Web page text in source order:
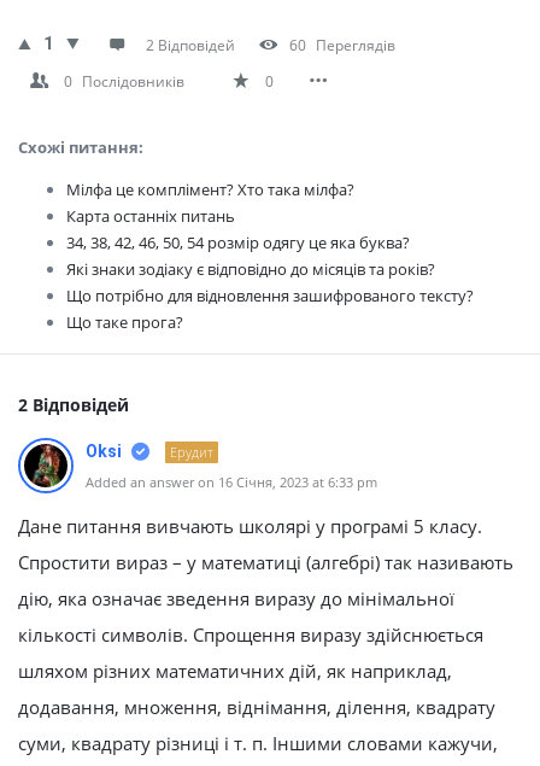
1 2 Відповідей 60 Переглядів
0 Послідовників 0
Схожі питання:
Мілфа це комплімент? Хто така мілфа?
Карта останніх питань
34, 38, 42, 46, 50, 54 розмір одягу це яка буква?
Які знаки зодіаку є відповідно до місяців та років?
Що потрібно для відновлення зашифрованого тексту?
Що таке прога?
2 Відповідей
Oksi
Ерудит
Added an answer on 16 Січня, 2023 at 6:33 pm
Дане питання вивчають школярі у програмі 5 класу.
Спростити вираз – у математиці (алгебрі) так називають
дію, яка означає зведення виразу до мінімальної
кількості символів. Спрощення виразу здійснюється
шляхом різних математичних дій, як наприклад,
додавання, множення, віднімання, ділення, квадрату
суми, квадрату різниці і т. п. Іншими словами кажучи,